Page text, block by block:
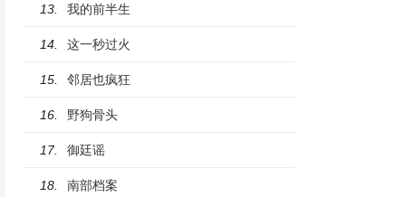
13. 我的前半生
14. 这一秒过火
15. 邻居也疯狂
16. 野狗骨头
17. 御廷谣
18. 南部档案